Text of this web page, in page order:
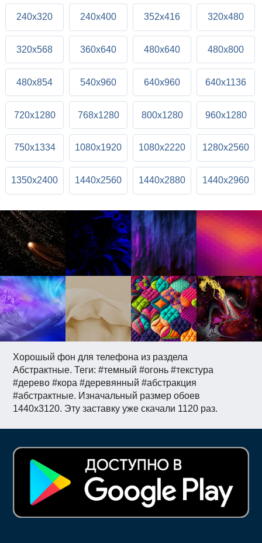
Хорошый фон для телефона из раздела
Абстрактные. Теги: #темный #огонь #текстура
#дерево #кора #деревянный #абстракция
#абстрактные. Изначальный размер обоев
1440x3120. Эту заставку уже скачали 1120 раз.
240x320 240x400 352x416 320x480
320x568 360x640 480x640 480x800
480x854 540x960 640x960 640x1136
720x1280 768x1280 800x1280 960x1280
750x1334 1080x1920 1080x2220 1280x2560
1350x2400 1440x2560 1440x2880 1440x2960